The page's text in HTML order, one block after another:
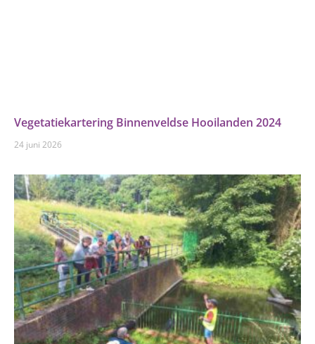
Vegetatiekartering Binnenveldse Hooilanden 2024
24 juni 2026